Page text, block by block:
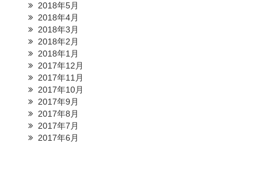
2018年5月
2018年4月
2018年3月
2018年2月
2018年1月
2017年12月
2017年11月
2017年10月
2017年9月
2017年8月
2017年7月
2017年6月